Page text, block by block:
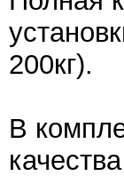
200кг).
В